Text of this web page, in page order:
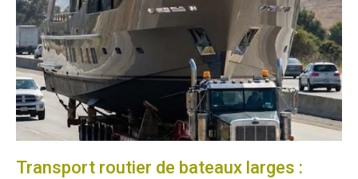
Transport routier de bateaux larges :